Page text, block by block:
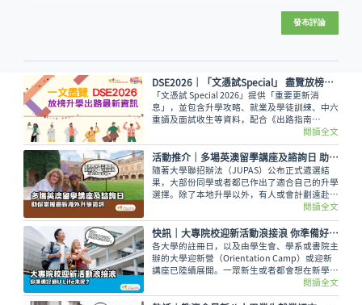
發布評論
DSE2026│「文憑試Special」 盡覽放榜升學出路最新資訊
「文憑試 Special 2026」提供「重要更新消
息」，並包含升學攻略、就業及學徒訓練、中六
重讀及面試收生等資料，配合《出路指南
2026》讓讀者線上線下接收最全面的放榜動
向！
閱讀全文
活動推介｜多場英澳留學講座及諮詢日 助你掌握最新海外升學資訊
隨著大學聯招辦法（JUPAS）公布正式遴選結
果，大部份同學或者都已作出了適合自己的升學
選擇。除了本地升學以外，有人或會計劃遠赴外
地學習，而在這個8月便有多場英國及澳洲大學
的升學講座，除了介紹兩地熱門課程，也會簡介
簽證及生活費等重要資訊。
閱讀全文
快訊｜大專院校迎新活動浪接浪 你準備好過U Life未呢？
各大學的註冊日，以及由學生會、學系或書院主
辦的大學迎新營（Orientation Camp）或迎新
講座已陸續展開。一眾新生或者都會想在新學年
早些適應新環境，結識到新的同學，迎接豐富精
彩的大學生活。
閱讀全文